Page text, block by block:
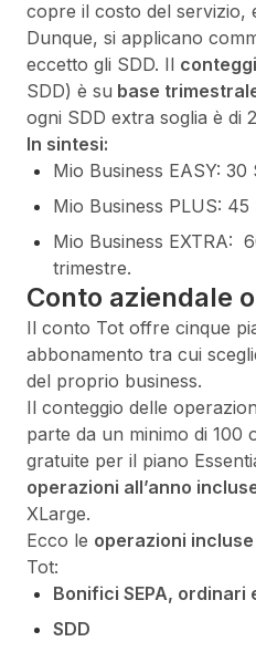
copre il costo del servizio,
Dunque, si applicano
eccetto gli SDD. Il
SDD) è su base
ogni SDD extra soglia è di
In sintesi:
Mio Business EASY:
Mio Business PLUS:
Mio Business EXTRA:
trimestre.
Conto aziendale
Il conto Tot offre cinque
abbonamento tra cui
del proprio business.
Il conteggio delle
parte da un minimo di 100
gratuite per il piano
operazioni all’anno
XLarge.
Ecco le operazioni incluse
Tot:
Bonifici SEPA, ordinari
SDD